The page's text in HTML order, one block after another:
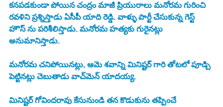
కనపడకుండా పోయిన చంద్రం మాజీ ప్రియురాలు మనోరమ గురించి
రవళిని ప్రశ్నిస్తాడు ఏసీపీ యాది రెడ్డి. వాళ్ళు పార్టీ చేసుకున్న గెస్ట్
హౌస్ ను పరిశీలిస్తాడు. మనోరమ హత్యకు గురైనట్లు
అనుమానిస్తాడు.
మనోరమ చనిపోయినట్లు, ఆమె శవాన్ని మినిష్టర్ గారి తోటలో పూడ్చి
పెట్టినట్లు చెబుతాడు వాచ్‌మెన్‌ యాదయ్య.
మినిష్టర్ గోవిందరావు కేసునుండి తన కొడుకును తప్పించే